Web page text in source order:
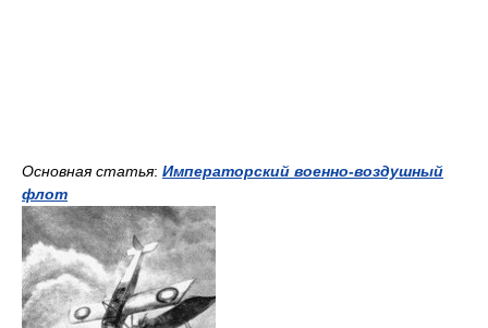
Основная статья: Императорский военно-воздушный
флот